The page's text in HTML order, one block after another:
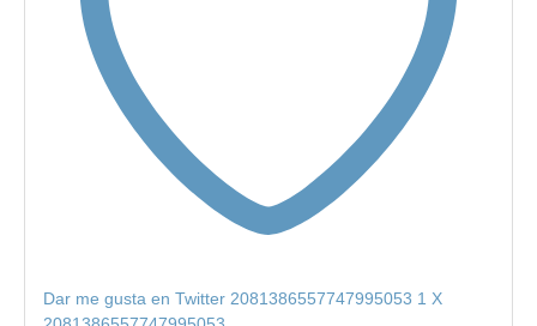
Dar me gusta en Twitter 2081386557747995053 1 X